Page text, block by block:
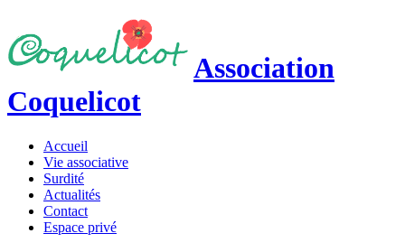
Association
Coquelicot
Accueil
Vie associative
Surdité
Actualités
Contact
Espace privé